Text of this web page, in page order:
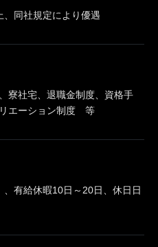
同社規定により優遇
寮社宅、退職金制度、資格手
エーション制度 等
有給休暇10日～20日、休日日